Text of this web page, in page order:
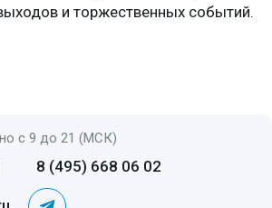
и торжественных событий.
с 9 до 21 (МСК)
8 (495) 668 06 02